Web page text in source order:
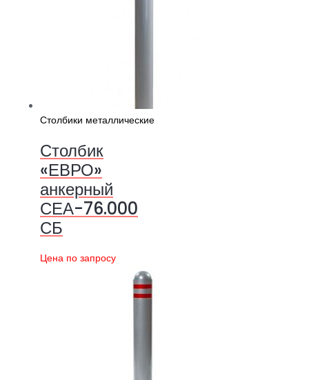
Столбики металлические
Столбик
«ЕВРО»
анкерный
СЕА-76.000
СБ
Цена по запросу